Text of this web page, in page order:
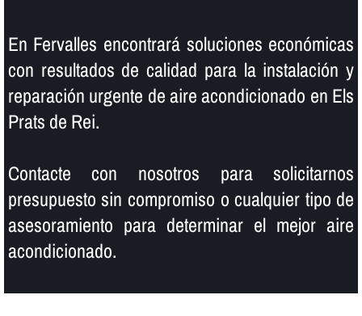
En Fervalles encontrará soluciones económicas
con resultados de calidad para la instalación y
reparación urgente de aire acondicionado en Els
Prats de Rei.
Contacte con nosotros para solicitarnos
presupuesto sin compromiso o cualquier tipo de
asesoramiento para determinar el mejor aire
acondicionado.